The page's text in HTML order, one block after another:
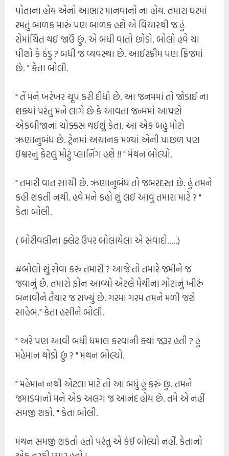
પોતાના હોય એનો આભાર માનવાનો ના હોય. તમારા ઘરમાં
રમતું બાળક મારું પણ બાળક હશે એ વિચારથી જ હું
રોમાંચિત થઈ જાઉં છું. એ બધી વાતો છોડો. બોલો હવે ચા
પીશો કે ઠંડુ ? બધી જ વ્યવસ્થા છે. આઈસ્ક્રીમ પણ ફ્રિજમાં
છે. " કેતા બોલી.
" તેં મને ખરેખર ચૂપ કરી દીધો છે. આ જનમમાં તો જોડાઈ ના
શક્યાં પરંતુ મને લાગે છે કે આવતા જન્મમાં આપણે
એકબીજાનાં ચોક્કસ થઈશું કેતા. આ એક બહુ મોટો
ઋણાનુબંધ છે. ટ્રેનમાં અચાનક મળ્યાં એની પાછળ પણ
ઈશ્વરનું કેટલું મોટું પ્લાનિંગ હશે !! " મંથન બોલ્યો.
" તમારી વાત સાચી છે. ઋણાનુબંધ તો જબરદસ્ત છે. હું તમને
કહી શકતી નથી. હવે મને કહો શું લઈ આવું તમારા માટે ? "
કેતા બોલી.
( બોરીવલીના ફ્લેટ ઉપર બોલાયેલા એ સંવાદો.....)
#બોલો શું સેવા કરું તમારી ? આજે તો તમારે જમીને જ
જવાનું છે. તમારો ફોન આવ્યો એટલે મેથીના ગોટાનું ખીરું
બનાવીને તૈયાર જ રાખ્યું છે. ગરમા ગરમ તમને મળી જશે
સાહેબ." કેતા હસીને બોલી.
" અરે પણ આવી બધી ધમાલ કરવાની ક્યાં જરૂર હતી ? હું
મહેમાન થોડો છું ? " મંથન બોલ્યો.
" મહેમાન નથી એટલા માટે તો આ બધું હું કરું છું. તમને
જમાડવાનો મને એક અલગ જ આનંદ હોય છે. તમે એ નહીં
સમજી શકો. " કેતા બોલી.
મંથન સમજી શકતો હતો પરંતુ એ કંઈ બોલ્યો નહીં. કેતાનો